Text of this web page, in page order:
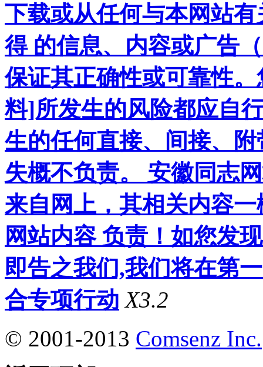
下载或从任何与本网站
得 的信息、内容或广告
保证其正确性或可靠性
料]所发生的风险都应自
生的任何直接、间接、
失概不负责。 安徽同志
来自网上，其相关内容
网站内容 负责！如您发
即告之我们,我们将在第
合专项行动 X3.2
© 2001-2013 Comsenz Inc.